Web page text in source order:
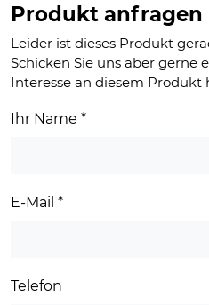
Produkt anfragen
Leider ist dieses Produkt
Schicken Sie uns aber gerne
Interesse an diesem Produkt
Ihr Name *
E-Mail *
Telefon